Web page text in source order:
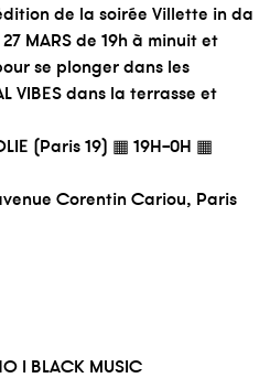
de la soirée Villette in da
MARS de 19h à minuit et
se plonger dans les
VIBES dans la terrasse et
(Paris 19) ▦ 19H-0H ▦
Corentin Cariou, Paris
I BLACK MUSIC